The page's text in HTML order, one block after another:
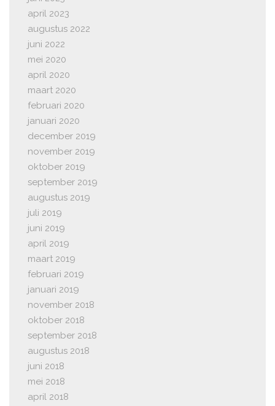
april 2023
augustus 2022
juni 2022
mei 2020
april 2020
maart 2020
februari 2020
januari 2020
december 2019
november 2019
oktober 2019
september 2019
augustus 2019
juli 2019
juni 2019
april 2019
maart 2019
februari 2019
januari 2019
november 2018
oktober 2018
september 2018
augustus 2018
juni 2018
mei 2018
april 2018